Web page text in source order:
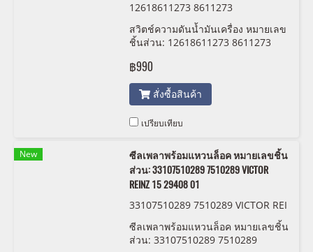
12618611273 8611273
สวิตช์ความดันน้ำมันเครื่อง หมายเลข
ชิ้นส่วน: 12618611273 8611273
฿990
สั่งซื้อสินค้า
เปรียบเทียบ
New
ซีลเพลาพร้อมแหวนล็อค หมายเลขชิ้น
ส่วน: 33107510289 7510289 VICTOR
REINZ 15 29408 01
33107510289 7510289 VICTOR REI
ซีลเพลาพร้อมแหวนล็อค หมายเลขชิ้น
ส่วน: 33107510289 7510289